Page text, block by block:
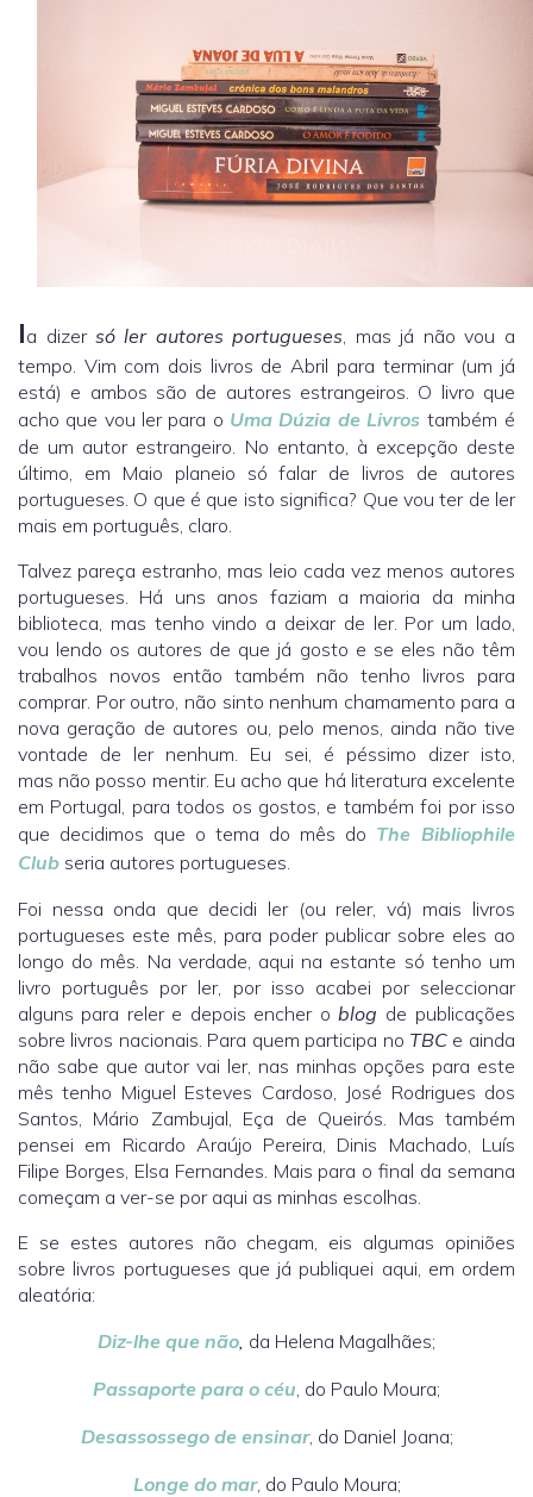
Ia dizer só ler autores portugueses , mas já não vou a
tempo. Vim com dois livros de Abril para terminar (um já
está) e ambos são de autores estrangeiros. O livro que
acho que vou ler para o Uma Dúzia de Livros também é
de um autor estrangeiro. No entanto, à excepção deste
último, em Maio planeio só falar de livros de autores
portugueses. O que é que isto significa? Que vou ter de ler
mais em português, claro.
Talvez pareça estranho, mas leio cada vez menos autores
portugueses. Há uns anos faziam a maioria da minha
biblioteca, mas tenho vindo a deixar de ler. Por um lado,
vou lendo os autores de que já gosto e se eles não têm
trabalhos novos então também não tenho livros para
comprar. Por outro, não sinto nenhum chamamento para a
nova geração de autores ou, pelo menos, ainda não tive
vontade de ler nenhum. Eu sei, é péssimo dizer isto,
mas não posso mentir. Eu acho que há literatura excelente
em Portugal, para todos os gostos, e também foi por isso
que decidimos que o tema do mês do The Bibliophile
Club seria autores portugueses.
Foi nessa onda que decidi ler (ou reler, vá) mais livros
portugueses este mês, para poder publicar sobre eles ao
longo do mês. Na verdade, aqui na estante só tenho um
livro português por ler, por isso acabei por seleccionar
alguns para reler e depois encher o blog de publicações
sobre livros nacionais. Para quem participa no TBC e ainda
não sabe que autor vai ler, nas minhas opções para este
mês tenho Miguel Esteves Cardoso, José Rodrigues dos
Santos, Mário Zambujal, Eça de Queirós. Mas também
pensei em Ricardo Araújo Pereira, Dinis Machado, Luís
Filipe Borges, Elsa Fernandes. Mais para o final da semana
começam a ver-se por aqui as minhas escolhas.
E se estes autores não chegam, eis algumas opiniões
sobre livros portugueses que já publiquei aqui, em ordem
aleatória:
Diz-lhe que não da Helena Magalhães;
Passaporte para o céu , do Paulo Moura;
Desassossego de ensinar, do Daniel Joana;
Longe do mar, do Paulo Moura;